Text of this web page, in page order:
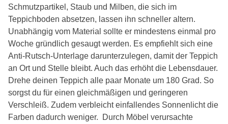
Schmutzpartikel, Staub und Milben, die sich im
Teppichboden absetzen, lassen ihn schneller altern.
Unabhängig vom Material sollte er mindestens einmal pro
Woche gründlich gesaugt werden. Es empfiehlt sich eine
Anti­-Rutsch­-Unterlage darunterzulegen, damit der Teppich
an Ort und Stelle bleibt. Auch das erhöht die Lebensdauer.
Drehe deinen Teppich alle paar Monate um 180 Grad. So
sorgst du für einen gleichmäßigen und geringeren
Verschleiß. Zudem verbleicht einfallendes Sonnenlicht die
Farben dadurch weniger. Durch Möbel verursachte